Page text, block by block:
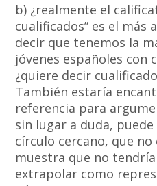
b) ¿realmente el
cualificados” es el más
decir que tenemos la
jóvenes españoles con
¿quiere decir
También estaría
referencia para
sin lugar a duda,
círculo cercano, que no
muestra que no
extrapolar como